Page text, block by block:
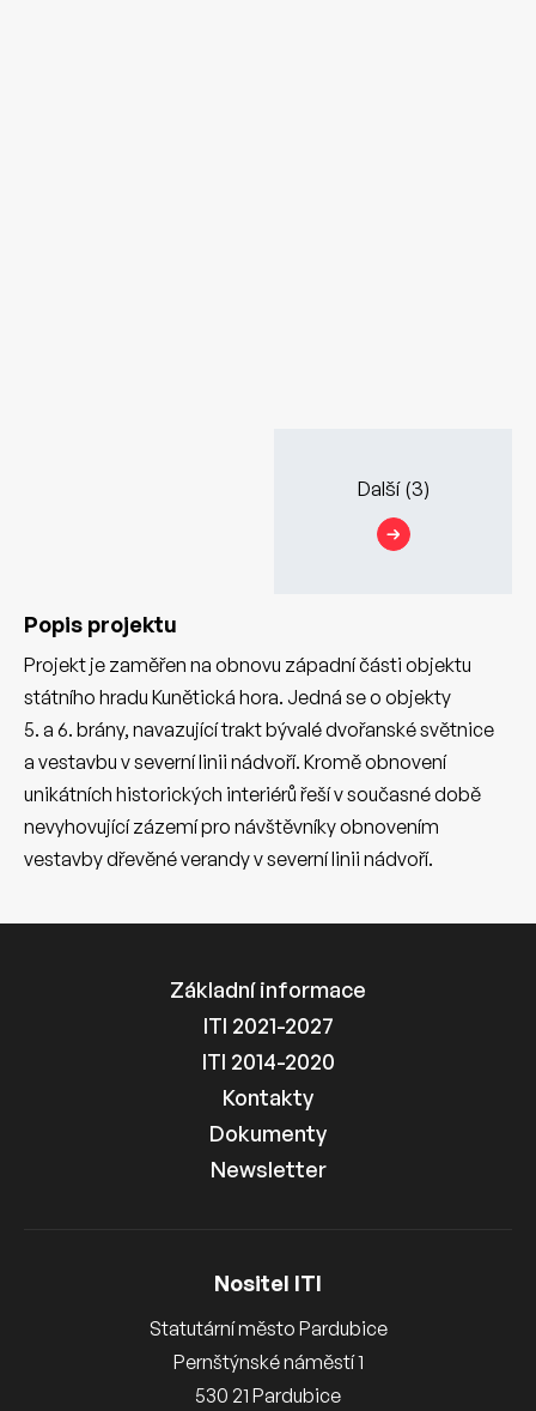
Další(3)
Popis projektu
Projekt je zaměřen na obnovu západní části objektu
státního hradu Kunětická hora. Jedná se o objekty
5. a 6. brány, navazující trakt bývalé dvořanské světnice
a vestavbu v severní linii nádvoří. Kromě obnovení
unikátních historických interiérů řeší v současné době
nevyhovující zázemí pro návštěvníky obnovením
vestavby dřevěné verandy v severní linii nádvoří.
Základní informace
ITI 2021-2027
ITI 2014-2020
Kontakty
Dokumenty
Newsletter
Nositel ITI
Statutární město Pardubice
Pernštýnské náměstí 1
530 21 Pardubice